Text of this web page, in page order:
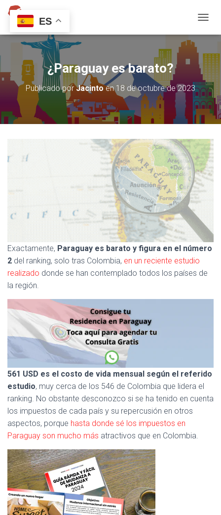
A
B
A
R
M
O
D
E
N
A
V
E
G
A
Ó
¿Paraguay es barato?
Publicado porJacintoen18 de octubre de 2023
Exactamente, Paraguay es barato y figura en el número
2 del ranking, solo tras Colombia, en un reciente estudio
realizado donde se han contemplado todos los países de
la región.
561 USD es el costo de vida mensual según el referido
estudio, muy cerca de los 546 de Colombia que lidera el
ranking. No obstante desconozco si se ha tenido en cuenta
los impuestos de cada país y su repercusión en otros
aspectos, porque hasta donde sé los impuestos en
Paraguay son mucho más atractivos que en Colombia.
ES